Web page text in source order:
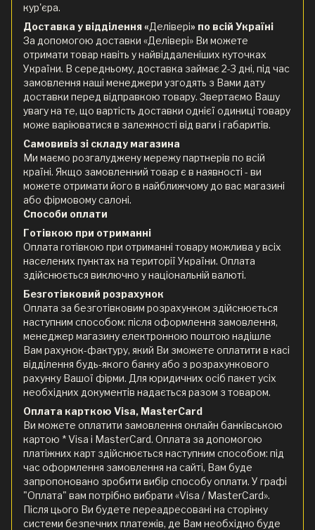
кур'єра.
Доставка у відділення «Делівері» по всій Україні
За допомогою доставки «Делівері» Ви можете
отримати товар навіть у найвіддаленіших куточках
України. В середньому, доставка займає 2-3 дні, під час
замовлення наші менеджери узгодять з Вами дату
доставки перед відправкою товару. Звертаємо Вашу
увагу на те, що вартість доставки однієї одиниці товару
може варіюватися в залежності від ваги і габаритів.
Самовивіз зі складу магазина
Ми маємо розгалуджену мережу партнерів по всій
країні. Якщо замовленний товар є в наявності - ви
можете отримати його в найближчому до вас магазині
або фірмовому салоні.
Способи оплати
Готівкою при отриманні
Оплата готівкою при отриманні товару можлива у всіх
населених пунктах на території України. Оплата
здійснюється виключно у національній валюті.
Безготівковий розрахунок
Оплата за безготівковим розрахунком здійснюється
наступним способом: після оформлення замовлення,
менеджер магазину електронною поштою надішле
Вам рахунок-фактуру, який Ви зможете оплатити в касі
відділення будь-якого банку або з розрахункового
рахунку Вашої фірми. Для юридичних осіб пакет усіх
необхідних документів надається разом з товаром.
Оплата карткою Visa, MasterCard
Ви можете оплатити замовлення онлайн банківською
картою * Visa і MasterCard. Оплата за допомогою
платіжних карт здійснюється наступним способом: під
час оформлення замовлення на сайті, Вам буде
запропоновано зробити вибір способу оплати. У графі
"Оплата" вам потрібно вибрати «Visa / MasterCard».
Після цього Ви будете переадресовані на сторінку
системи безпечних платежів, де Вам необхідно буде